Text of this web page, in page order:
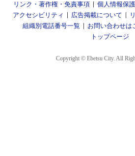
リンク・著作権・免責事項 個人情報保護
アクセシビリティ
広告掲載について
組織別電話番号一覧
お問い合わせは
トップページ
Copyright © Ebetsu City. All